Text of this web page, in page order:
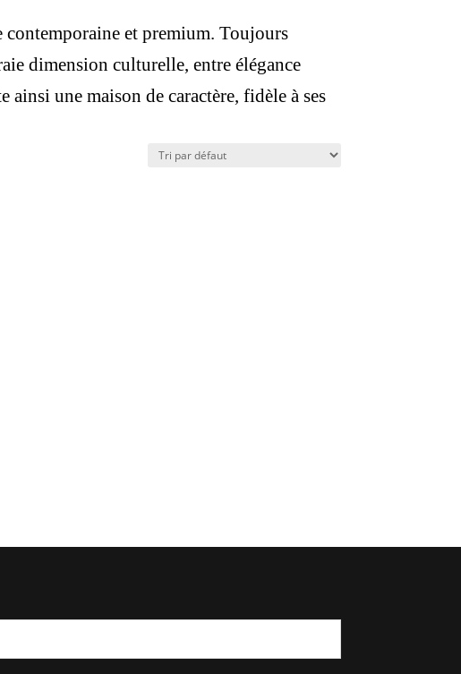
et premium. Toujours
dimension culturelle, entre élégance
une maison de caractère, fidèle à ses